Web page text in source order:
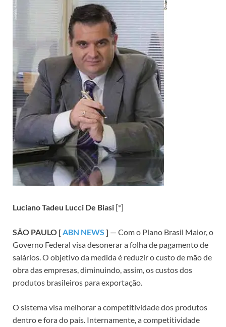
Luciano Tadeu Lucci De Biasi [*]
SÃO PAULO [ABN NEWS ] — Com o Plano Brasil Maior, o
Governo Federal visa desonerar a folha de pagamento de
salários. O objetivo da medida é reduzir o custo de mão de
obra das empresas, diminuindo, assim, os custos dos
produtos brasileiros para exportação.
O sistema visa melhorar a competitividade dos produtos
dentro e fora do país. Internamente, a competitividade